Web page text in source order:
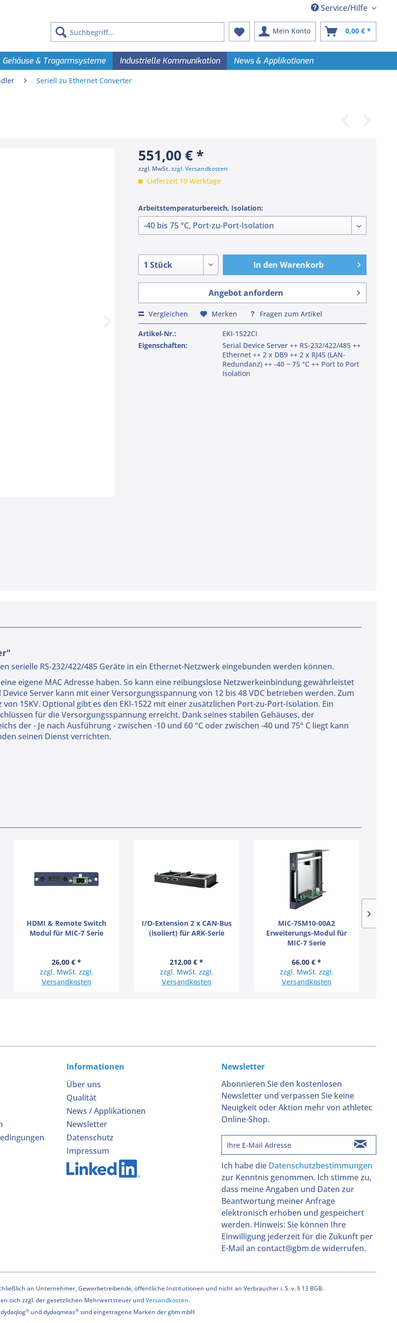
Service/Hilfe
Mein Konto 0,00 € *
Gehäuse & Tragarmsysteme Industrielle Kommunikation News & Applikationen
Seriell zu Ethernet Converter
551,00 € *
zzgl. MwSt.zzgl. Versandkosten
Lieferzeit 10 Werktage
Arbeitstemperaturbereich, Isolation:
In den Warenkorb
Angebot anfordern
Vergleichen Merken Fragen zum Artikel
Artikel-Nr.:
EKI-1522CI
Eigenschaften:
Serial Device Server ++ RS-232/422/485 ++
Ethernet ++ 2 x DB9 ++ 2 x RJ45 (LAN-
Redundanz) ++ -40 ~ 75 °C ++ Port to Port
Isolation
serielle RS-232/422/485 Geräte in ein Ethernet-Netzwerk eingebunden werden können.
eigene MAC Adresse haben. So kann eine reibungslose Netzwerkeinbindung gewährleistet
Server kann mit einer Versorgungsspannung von 12 bis 48 VDC betrieben werden. Zum
15KV. Optional gibt es den EKI-1522 mit einer zusätzlichen Port-zu-Port-Isolation. Ein
für die Versorgungsspannung erreicht. Dank seines stabilen Gehäuses, der
der - Je nach Ausführung - zwischen -10 und 60 °C oder zwischen -40 und 75° C liegt kann
seinen Dienst verrichten.
HDMI & Remote Switch
Modul für MIC-7 Serie
26,00 € *
zzgl. MwSt. zzgl.
Versandkosten
I/O-Extension 2 x CAN-Bus
(isoliert) für ARK-Serie
212,00 € *
zzgl. MwSt. zzgl.
Versandkosten
MIC-75M10-00A2
Erweiterungs-Modul für
MIC-7 Serie
66,00 € *
zzgl. MwSt. zzgl.
Versandkosten
Informationen
Über uns
Qualität
News / Applikationen
Newsletter
Datenschutz
Impressum
Newsletter
Abonnieren Sie den kostenlosen
Newsletter und verpassen Sie keine
Neuigkeit oder Aktion mehr von athletec
Online-Shop.
Ich habe die Datenschutzbestimmungen
zur Kenntnis genommen. Ich stimme zu,
dass meine Angaben und Daten zur
Beantwortung meiner Anfrage
elektronisch erhoben und gespeichert
werden. Hinweis: Sie können Ihre
Einwilligung jederzeit für die Zukunft per
E-Mail an contact@gbm.de widerrufen.
an Unternehmer, Gewerbetreibende, öffentliche Institutionen und nicht an Verbraucher i. S. v. § 13 BGB.
sich zzgl. der gesetzlichen Mehrwertsteuer undVersandkosten.
®und dydaqmeas®sind eingetragene Marken der gbm mbH